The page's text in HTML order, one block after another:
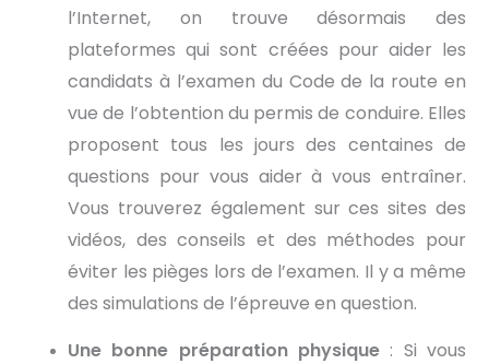
l’Internet, on trouve désormais des
plateformes qui sont créées pour aider les
candidats à l’examen du Code de la route en
vue de l’obtention du permis de conduire. Elles
proposent tous les jours des centaines de
questions pour vous aider à vous entraîner.
Vous trouverez également sur ces sites des
vidéos, des conseils et des méthodes pour
éviter les pièges lors de l’examen. Il y a même
des simulations de l’épreuve en question.
Une bonne préparation physique : Si vous